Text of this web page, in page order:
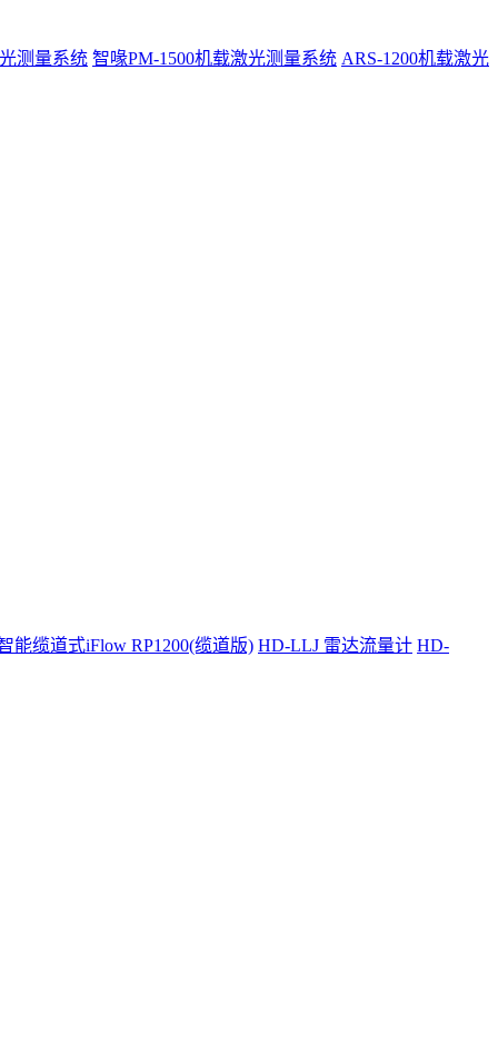
测量系统 智喙PM-1500机载激光测量系统 ARS-1200机载激光
能缆道式iFlow RP1200(缆道版) HD-LLJ 雷达流量计 HD-